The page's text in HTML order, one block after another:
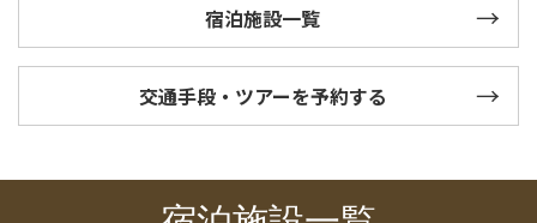
宿泊施設一覧
交通手段・ツアーを予約する